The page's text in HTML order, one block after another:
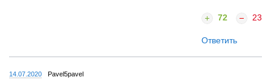
72 23
Ответить
14.07.2020 Pavel5pavel